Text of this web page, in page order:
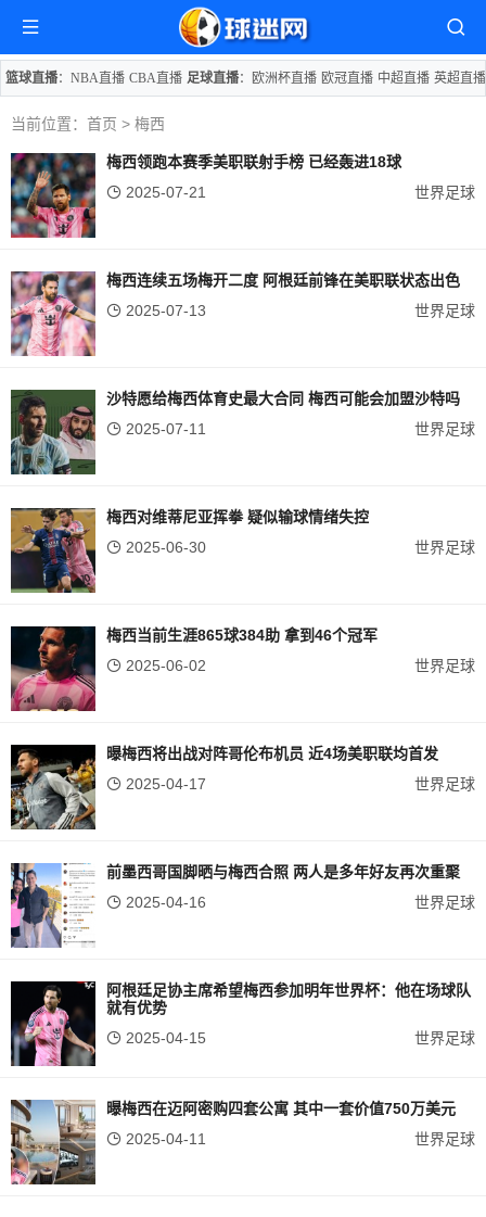
篮球直播： NBA直播 CBA直播 足球直播： 欧洲杯直播 欧冠直播 中超直播 英超直播
当前位置： 首页 > 梅西
梅西领跑本赛季美职联射手榜 已经轰进18球
2025-07-21
世界足球
梅西连续五场梅开二度 阿根廷前锋在美职联状态出色
2025-07-13
世界足球
沙特愿给梅西体育史最大合同 梅西可能会加盟沙特吗
2025-07-11
世界足球
梅西对维蒂尼亚挥拳 疑似输球情绪失控
2025-06-30
世界足球
梅西当前生涯865球384助 拿到46个冠军
2025-06-02
世界足球
曝梅西将出战对阵哥伦布机员 近4场美职联均首发
2025-04-17
世界足球
前墨西哥国脚晒与梅西合照 两人是多年好友再次重聚
2025-04-16
世界足球
阿根廷足协主席希望梅西参加明年世界杯：他在场球队
就有优势
2025-04-15
世界足球
曝梅西在迈阿密购四套公寓 其中一套价值750万美元
2025-04-11
世界足球